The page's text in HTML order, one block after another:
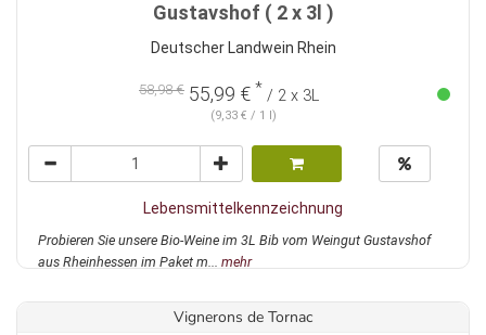
Gustavshof ( 2 x 3l )
Deutscher Landwein Rhein
58,98 € 55,99 € * / 2 x 3L
(9,33 € / 1 l)
Lebensmittelkennzeichnung
Probieren Sie unsere Bio-Weine im 3L Bib vom Weingut Gustavshof
aus Rheinhessen im Paket m... mehr
Vignerons de Tornac